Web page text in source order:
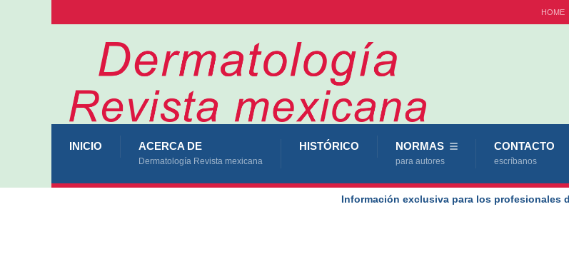
HOME
INICIO ACERCA DE
Dermatología Revista mexicana
HISTÓRICO NORMAS
para autores
CONTACTO
escríbanos
Información exclusiva para los profesionales